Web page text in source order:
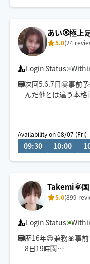
おかげさまでリピ多
豊平区か狸小路辺り
早着も🉑😊
あい🏵極上
5.0(24
Login Status:
次回5.6.7日🤗事前
んだ他とは違う本格
✨ｵｽｽﾒ全身疲労回復
車か公共交通機関で
は車は使えないの
😄
Availability on 08/07 (Fri)
09:30 10:00
Takemi🌞国
5.0(899
Login Status:
歴16年😊兼務🎀事前
8日19時🈵
9日23時🈵